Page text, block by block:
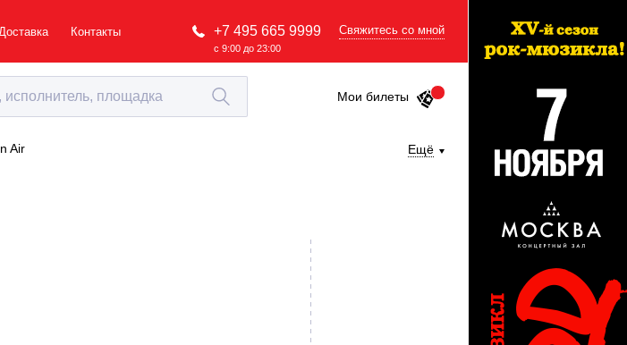
Доставка Контакты +7 495 665 9999
с 9:00 до 23:00
Свяжитесь со мной
Мои билеты
Air Ещё